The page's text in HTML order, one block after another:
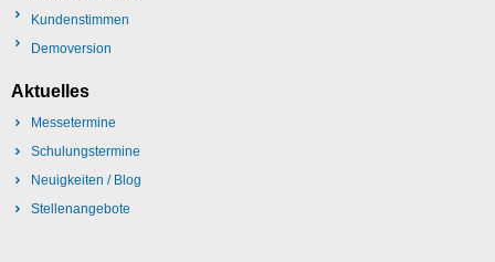
Kundenstimmen
Demoversion
Aktuelles
Messetermine
Schulungstermine
Neuigkeiten / Blog
Stellenangebote